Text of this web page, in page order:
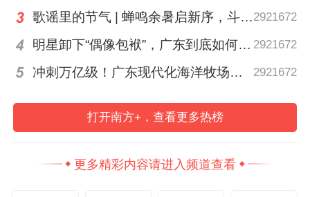
然配备了一键启动&智能钥匙功能，搭载了
集成Carplay&Carlife、蓝牙、倒车影像等功
能的8英寸多媒体娱乐系统，提供更便利的
电动调节与加热等贴心配置。
2026款起亚奕跑车身小巧，车长4100mm、
歌谣里的节气 | 蝉鸣余暑启新序，斗指西南迎立秋2921672
明星卸下“偶像包袱”，广东到底如何让人变松弛？ | 好看·南方号 2921672
冲刺万亿级！广东现代化海洋牧场建设提速 2921672
打开南方+，查看更多热榜
更多精彩内容请进入频道查看